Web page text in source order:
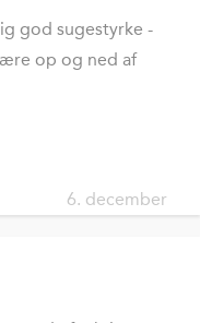
god sugestyrke -
op og ned af
6. december